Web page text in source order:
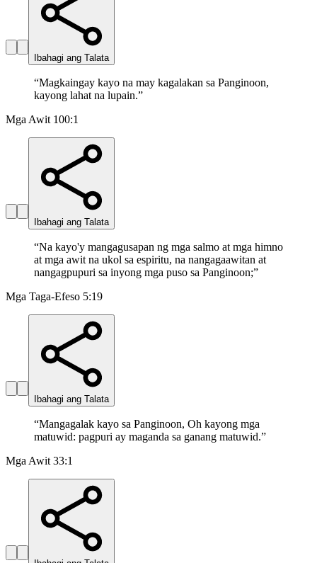
Ibahagi ang Talata
“Magkaingay kayo na may kagalakan sa Panginoon,
kayong lahat na lupain.”
Mga Awit 100:1
Ibahagi ang Talata
“Na kayo'y mangagusapan ng mga salmo at mga himno
at mga awit na ukol sa espiritu, na nangagaawitan at
nangagpupuri sa inyong mga puso sa Panginoon;”
Mga Taga-Efeso 5:19
Ibahagi ang Talata
“Mangagalak kayo sa Panginoon, Oh kayong mga
matuwid: pagpuri ay maganda sa ganang matuwid.”
Mga Awit 33:1